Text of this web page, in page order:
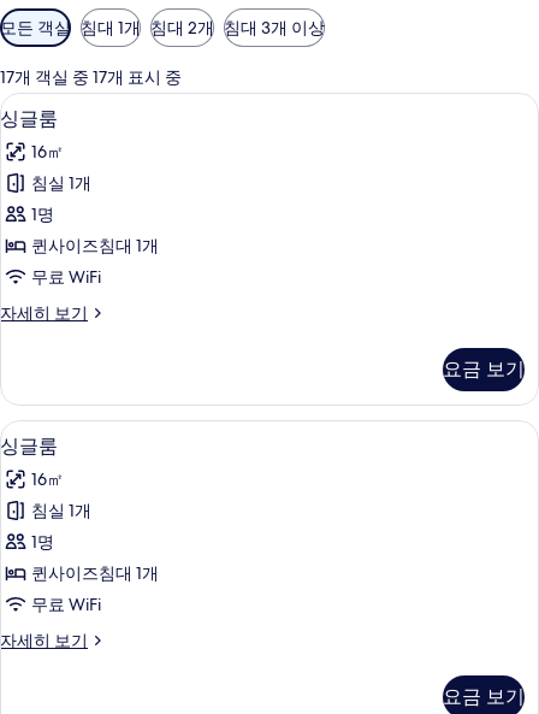
객
실
에
사
용
가
능
한
터
모든 객실 침대 1개 침대 2개 침대 3개 이상
17개 객실 중 17개 표시 중
싱
글
룸
사
진
모
보
객실 내 금고, 책상, 암막 커튼, 무료 WiFi
5
싱글룸
16㎡
침실 1개
1명
퀸사이즈침대 1개
무료 WiFi
자세히 보기
싱
세
히
보
기
요금 보기
싱
글
룸
사
진
모
보
객실 내 금고, 책상, 암막 커튼, 무료 WiFi
5
싱글룸
16㎡
침실 1개
1명
퀸사이즈침대 1개
무료 WiFi
자세히 보기
싱
요금 보기